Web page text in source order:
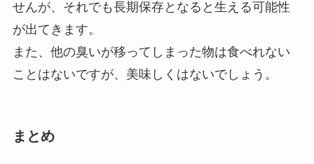
せんが、それでも長期保存となると生える可能性
が出てきます。
また、他の臭いが移ってしまった物は食べれない
ことはないですが、美味しくはないでしょう。
まとめ